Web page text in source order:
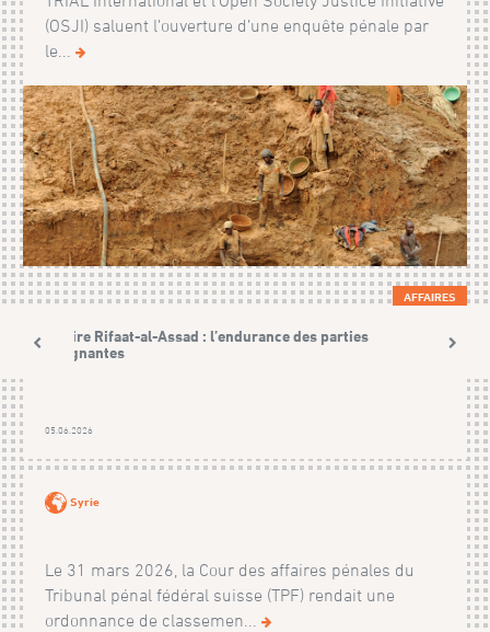
(OSJI) saluent l’ouverture d’une enquête pénale par
le...
AFFAIRES
Affaire Rifaat-al-Assad : l’endurance des parties
plaignantes
05.06.2026
Syrie
Le 31 mars 2026, la Cour des affaires pénales du
Tribunal pénal fédéral suisse (TPF) rendait une
ordonnance de classemen...